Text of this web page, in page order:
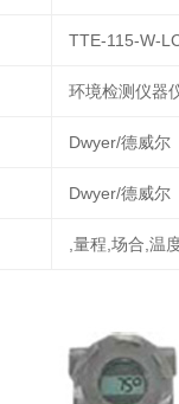
TTE-115-W-
环境检测仪器
Dwyer/德威尔
Dwyer/德威尔
,量程,场合,温